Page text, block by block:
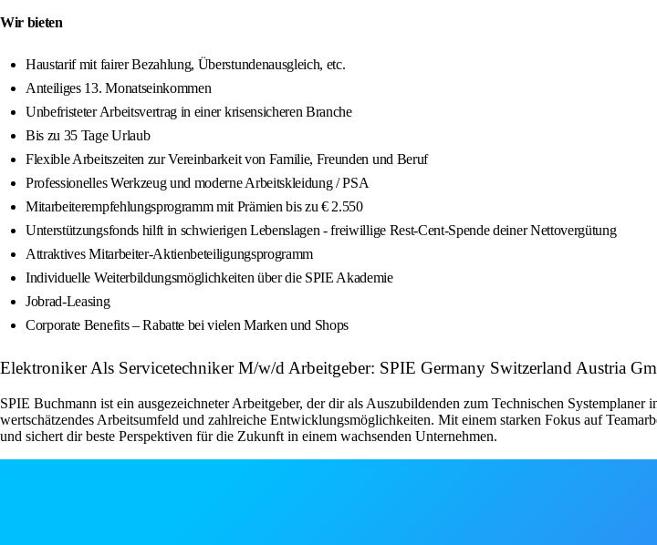
Wir bieten
Haustarif mit fairer Bezahlung, Überstundenausgleich, etc.
Anteiliges 13. Monatseinkommen
Unbefristeter Arbeitsvertrag in einer krisensicheren Branche
Bis zu 35 Tage Urlaub
Flexible Arbeitszeiten zur Vereinbarkeit von Familie, Freunden und Beruf
Professionelles Werkzeug und moderne Arbeitskleidung / PSA
Mitarbeiterempfehlungsprogramm mit Prämien bis zu € 2.550
Unterstützungsfonds hilft in schwierigen Lebenslagen - freiwillige Rest-Cent-Spende deiner Nettovergütung
Attraktives Mitarbeiter-Aktienbeteiligungsprogramm
Individuelle Weiterbildungsmöglichkeiten über die SPIE Akademie
Jobrad-Leasing
Corporate Benefits – Rabatte bei vielen Marken und Shops
Elektroniker Als Servicetechniker M/w/d Arbeitgeber: SPIE Germany Switzerland Austria
SPIE Buchmann ist ein ausgezeichneter Arbeitgeber, der dir als Auszubildenden zum Technischen
wertschätzendes Arbeitsumfeld und zahlreiche Entwicklungsmöglichkeiten. Mit einem starken Fokus auf
und sichert dir beste Perspektiven für die Zukunft in einem wachsenden Unternehmen.